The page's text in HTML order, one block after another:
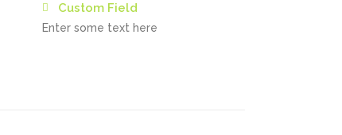
Custom Field
Enter some text here